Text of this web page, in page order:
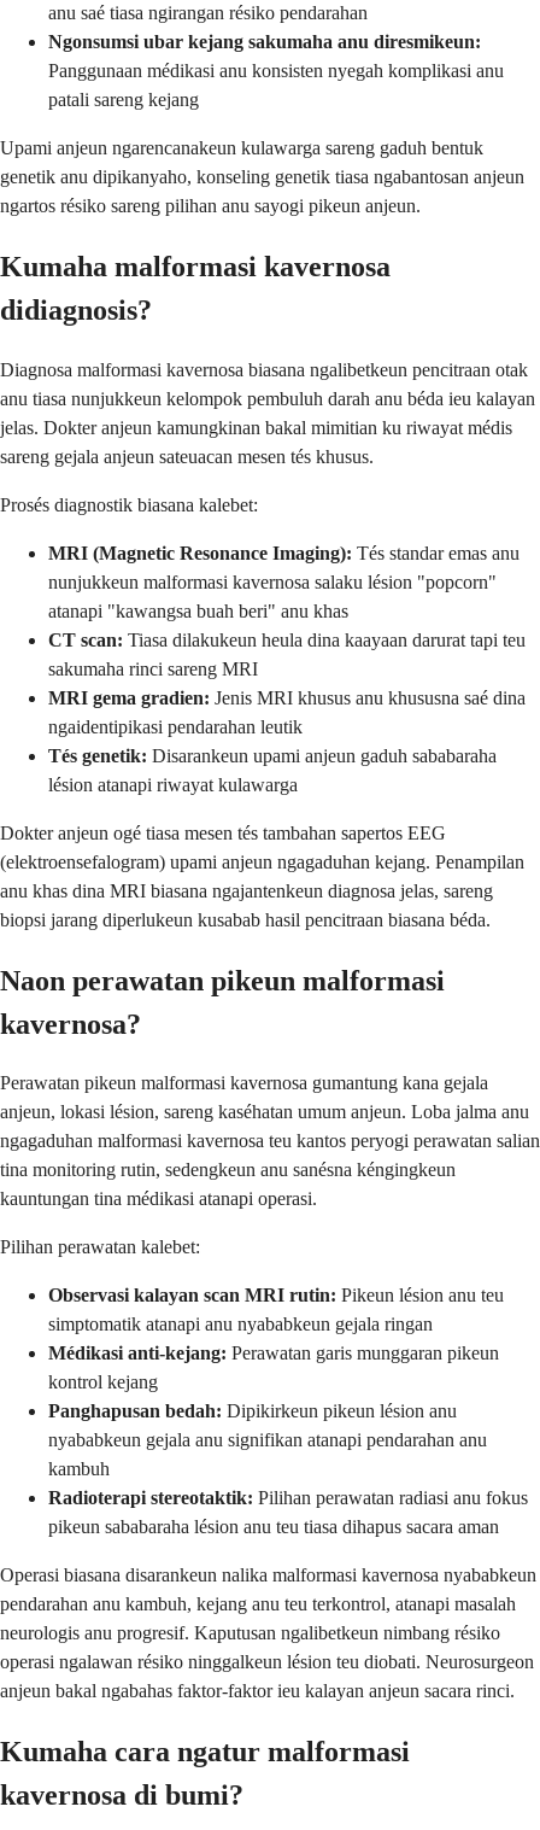
anu saé tiasa ngirangan résiko pendarahan
Ngonsumsi ubar kejang sakumaha anu diresmikeun:
Panggunaan médikasi anu konsisten nyegah komplikasi anu
patali sareng kejang
Upami anjeun ngarencanakeun kulawarga sareng gaduh bentuk
genetik anu dipikanyaho, konseling genetik tiasa ngabantosan anjeun
ngartos résiko sareng pilihan anu sayogi pikeun anjeun.
Kumaha malformasi kavernosa
didiagnosis?
Diagnosa malformasi kavernosa biasana ngalibetkeun pencitraan otak
anu tiasa nunjukkeun kelompok pembuluh darah anu béda ieu kalayan
jelas. Dokter anjeun kamungkinan bakal mimitian ku riwayat médis
sareng gejala anjeun sateuacan mesen tés khusus.
Prosés diagnostik biasana kalebet:
MRI (Magnetic Resonance Imaging): Tés standar emas anu
nunjukkeun malformasi kavernosa salaku lésion "popcorn"
atanapi "kawangsa buah beri" anu khas
CT scan: Tiasa dilakukeun heula dina kaayaan darurat tapi teu
sakumaha rinci sareng MRI
MRI gema gradien: Jenis MRI khusus anu khususna saé dina
ngaidentipikasi pendarahan leutik
Tés genetik: Disarankeun upami anjeun gaduh sababaraha
lésion atanapi riwayat kulawarga
Dokter anjeun ogé tiasa mesen tés tambahan sapertos EEG
(elektroensefalogram) upami anjeun ngagaduhan kejang. Penampilan
anu khas dina MRI biasana ngajantenkeun diagnosa jelas, sareng
biopsi jarang diperlukeun kusabab hasil pencitraan biasana béda.
Naon perawatan pikeun malformasi
kavernosa?
Perawatan pikeun malformasi kavernosa gumantung kana gejala
anjeun, lokasi lésion, sareng kaséhatan umum anjeun. Loba jalma anu
ngagaduhan malformasi kavernosa teu kantos peryogi perawatan salian
tina monitoring rutin, sedengkeun anu sanésna kéngingkeun
kauntungan tina médikasi atanapi operasi.
Pilihan perawatan kalebet:
Observasi kalayan scan MRI rutin: Pikeun lésion anu teu
simptomatik atanapi anu nyababkeun gejala ringan
Médikasi anti-kejang: Perawatan garis munggaran pikeun
kontrol kejang
Panghapusan bedah: Dipikirkeun pikeun lésion anu
nyababkeun gejala anu signifikan atanapi pendarahan anu
kambuh
Radioterapi stereotaktik: Pilihan perawatan radiasi anu fokus
pikeun sababaraha lésion anu teu tiasa dihapus sacara aman
Operasi biasana disarankeun nalika malformasi kavernosa nyababkeun
pendarahan anu kambuh, kejang anu teu terkontrol, atanapi masalah
neurologis anu progresif. Kaputusan ngalibetkeun nimbang résiko
operasi ngalawan résiko ninggalkeun lésion teu diobati. Neurosurgeon
anjeun bakal ngabahas faktor-faktor ieu kalayan anjeun sacara rinci.
Kumaha cara ngatur malformasi
kavernosa di bumi?